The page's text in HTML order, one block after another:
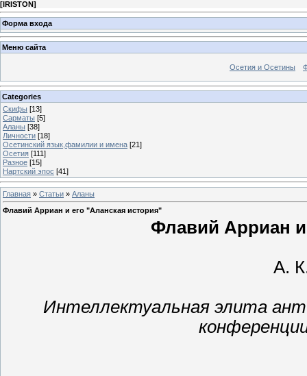
[IRISTON]
Форма входа
Меню сайта
Осетия и Осетины
Categories
Скифы [13]
Сарматы [5]
Аланы [38]
Личности [18]
Осетинский язык,фамилии и имена [21]
Осетия [111]
Разное [15]
Нартский эпос [41]
Главная » Статьи » Аланы
Флавий Арриан и его "Аланская история"
Флавий Арриан
А.
Интеллектуальная элита